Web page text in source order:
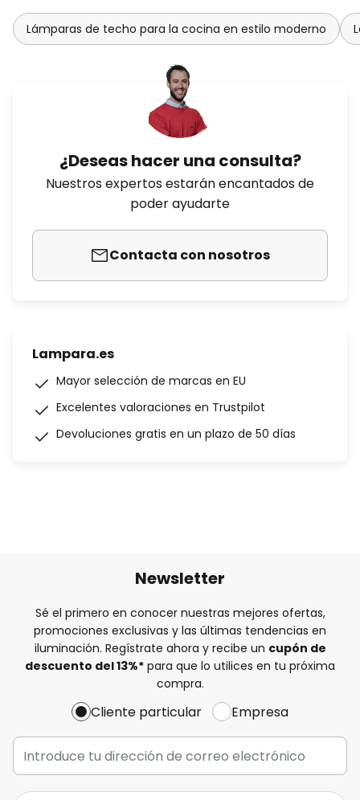
Lámparas de techo para la cocina en estilo moderno
¿Deseas hacer una consulta?
Nuestros expertos estarán encantados de
poder ayudarte
Contacta con nosotros
Lampara.es
Mayor selección de marcas en EU
Excelentes valoraciones en Trustpilot
Devoluciones gratis en un plazo de 50 días
Newsletter
Sé el primero en conocer nuestras mejores ofertas,
promociones exclusivas y las últimas tendencias en
iluminación. Regístrate ahora y recibe un cupón de
descuento del13%* para que lo utilices en tu próxima
compra.
Cliente particular Empresa